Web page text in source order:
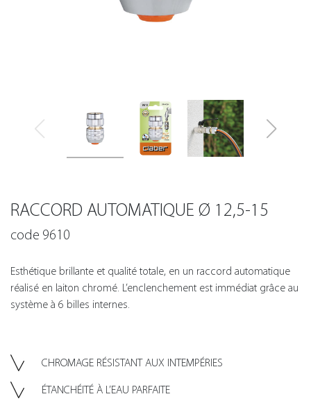
RACCORD AUTOMATIQUE Ø 12,5-15
code 9610
Esthétique brillante et qualité totale, en un raccord automatique
réalisé en laiton chromé. L’enclenchement est immédiat grâce au
système à 6 billes internes.
CHROMAGE RÉSISTANT AUX INTEMPÉRIES
ÉTANCHÉITÉ À L’EAU PARFAITE